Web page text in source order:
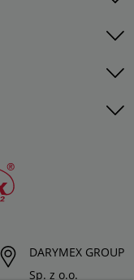
DARYMEX GROUP
Sp. z o.o.